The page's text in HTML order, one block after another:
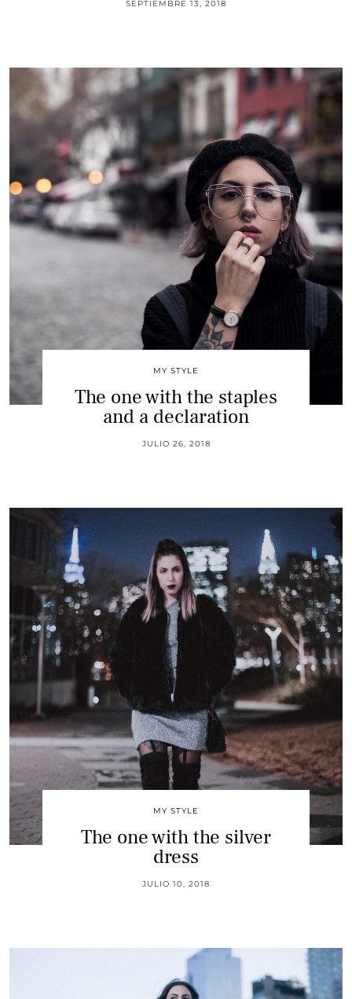
SEPTIEMBRE 13, 2018
MY STYLE
The one with the staples
and a declaration
JULIO 26, 2018
MY STYLE
The one with the silver
dress
JULIO 10, 2018